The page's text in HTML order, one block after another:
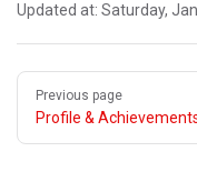
Updated at: Saturday,
Pager
Previous page
Profile &